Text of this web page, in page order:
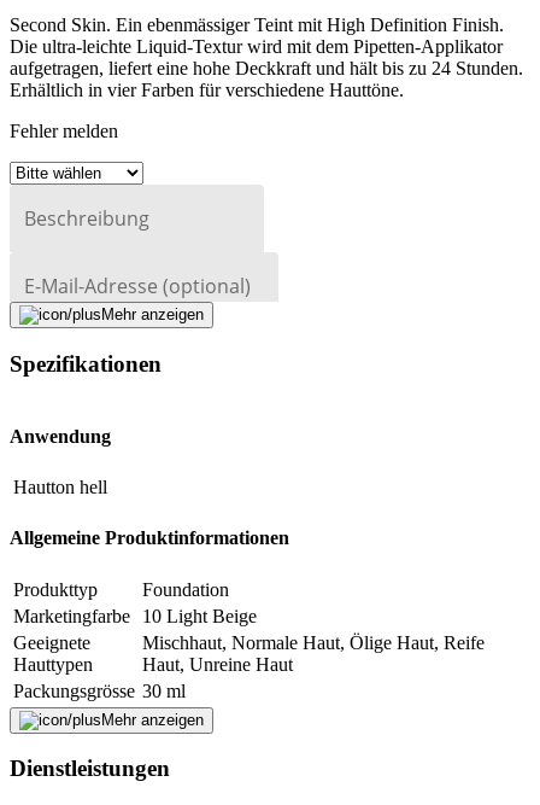
Second Skin. Ein ebenmässiger Teint mit High Definition Finish.
Die ultra-leichte Liquid-Textur wird mit dem Pipetten-Applikator
aufgetragen, liefert eine hohe Deckkraft und hält bis zu 24 Stunden.
Erhältlich in vier Farben für verschiedene Hauttöne.
Fehler melden
Beschreibung
E-Mail-Adresse (optional)
Formular schliessen
Falsche Daten melden
Mehr anzeigen
Spezifikationen
Anwendung
Hautton hell
Allgemeine Produktinformationen
Produkttyp
Foundation
Marketingfarbe
10 Light Beige
Geeignete
Hauttypen
Mischhaut, Normale Haut, Ölige Haut, Reife
Haut, Unreine Haut
Packungsgrösse 30 ml
Besonderheiten Keine
Weitere Informationen
Mehr anzeigen
Dienstleistungen